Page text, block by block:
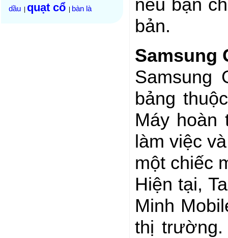
dầu
quạt cổ bàn là
nếu bạn
bản.
Samsung
Samsung
bảng
Máy hoàn
làm việc
một chiếc
Hiện tại,
Minh
thị